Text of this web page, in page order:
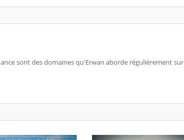
sont des domaines qu'Erwan aborde régulièrement sur